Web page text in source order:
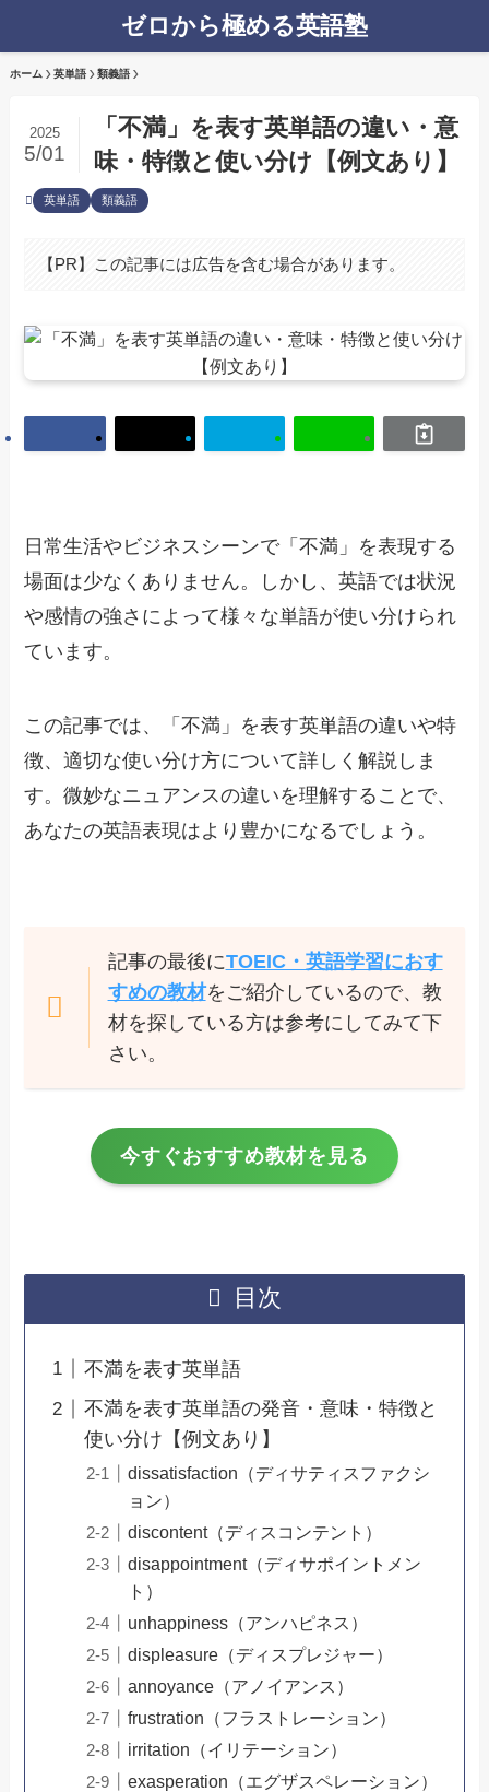
ゼロから極める英語塾
ホーム 英単語 類義語
「不満」を表す英単語の違い・意
味・特徴と使い分け【例文あり】
2025
5/01
英単語 類義語
【PR】この記事には広告を含む場合があります。
日常生活やビジネスシーンで「不満」を表現する
場面は少なくありません。しかし、英語では状況
や感情の強さによって様々な単語が使い分けられ
ています。
この記事では、「不満」を表す英単語の違いや特
徴、適切な使い分け方について詳しく解説しま
す。微妙なニュアンスの違いを理解することで、
あなたの英語表現はより豊かになるでしょう。
記事の最後にTOEIC・英語学習におす
すめの教材をご紹介しているので、教
材を探している方は参考にしてみて下
さい。
今すぐおすすめ教材を見る
目次
不満を表す英単語
不満を表す英単語の発音・意味・特徴と
使い分け【例文あり】
dissatisfaction（ディサティスファクシ
ョン）
discontent（ディスコンテント）
disappointment（ディサポイントメン
ト）
unhappiness（アンハピネス）
displeasure（ディスプレジャー）
annoyance（アノイアンス）
frustration（フラストレーション）
irritation（イリテーション）
exasperation（エグザスペレーション）